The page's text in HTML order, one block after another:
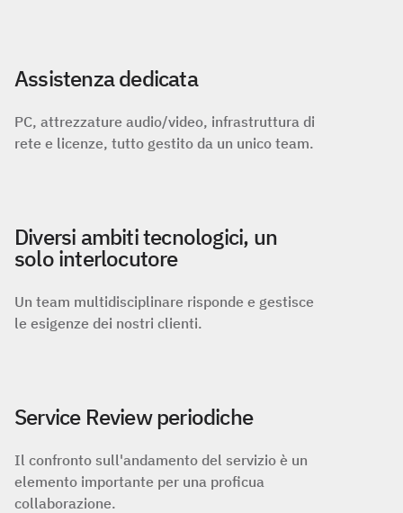
Assistenza dedicata
PC, attrezzature audio/video, infrastruttura di
rete e licenze, tutto gestito da un unico team.
Diversi ambiti tecnologici, un
solo interlocutore
Un team multidisciplinare risponde e gestisce
le esigenze dei nostri clienti.
Service Review periodiche
Il confronto sull'andamento del servizio è un
elemento importante per una proficua
collaborazione.